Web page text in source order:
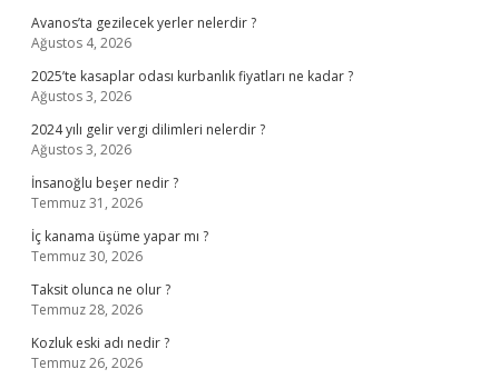
Avanos’ta gezilecek yerler nelerdir ?
Ağustos 4, 2026
2025’te kasaplar odası kurbanlık fiyatları ne kadar ?
Ağustos 3, 2026
2024 yılı gelir vergi dilimleri nelerdir ?
Ağustos 3, 2026
İnsanoğlu beşer nedir ?
Temmuz 31, 2026
İç kanama üşüme yapar mı ?
Temmuz 30, 2026
Taksit olunca ne olur ?
Temmuz 28, 2026
Kozluk eski adı nedir ?
Temmuz 26, 2026